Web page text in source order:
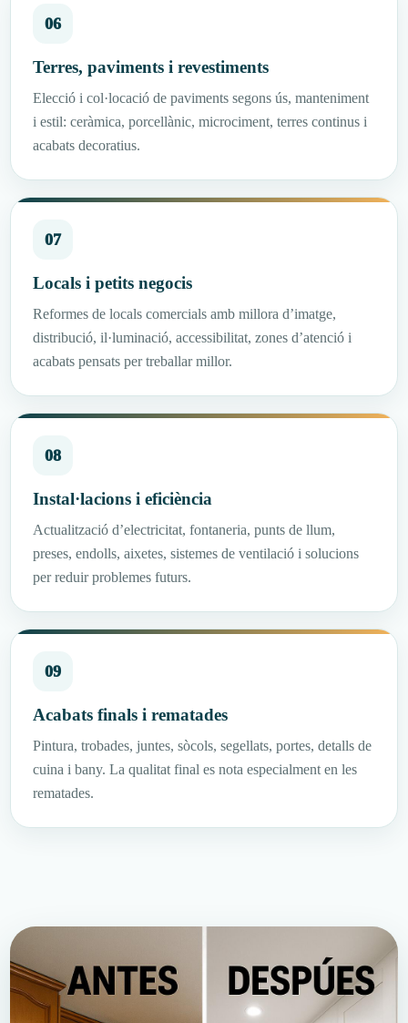
06
Terres, paviments i revestiments
Elecció i col·locació de paviments segons ús, manteniment
i estil: ceràmica, porcellànic, microciment, terres continus i
acabats decoratius.
07
Locals i petits negocis
Reformes de locals comercials amb millora d’imatge,
distribució, il·luminació, accessibilitat, zones d’atenció i
acabats pensats per treballar millor.
08
Instal·lacions i eficiència
Actualització d’electricitat, fontaneria, punts de llum,
preses, endolls, aixetes, sistemes de ventilació i solucions
per reduir problemes futurs.
09
Acabats finals i rematades
Pintura, trobades, juntes, sòcols, segellats, portes, detalls de
cuina i bany. La qualitat final es nota especialment en les
rematades.